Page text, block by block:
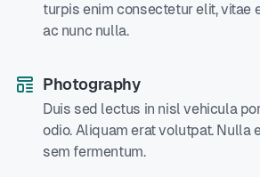
turpis enim consectetur elit, vitae
ac nunc nulla.
Photography
Duis sed lectus in nisl vehicula
odio. Aliquam erat volutpat. Nulla
sem fermentum.